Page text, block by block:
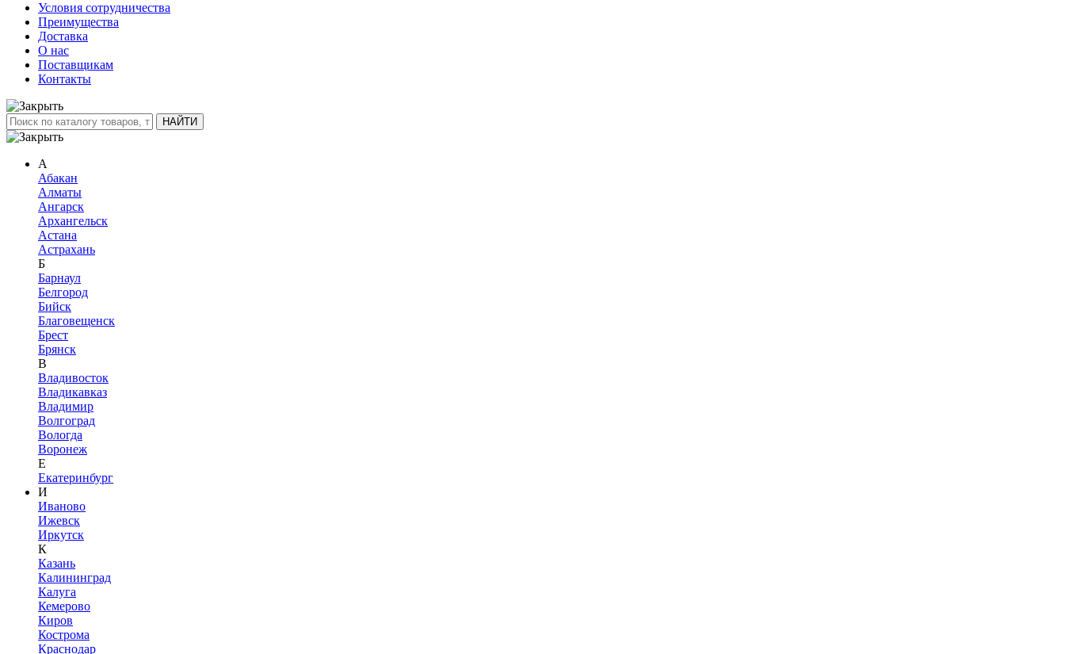
Условия сотрудничества
Преимущества
Доставка
О нас
Поставщикам
Контакты
А
Абакан
Алматы
Ангарск
Архангельск
Астана
Астрахань
Б
Барнаул
Белгород
Бийск
Благовещенск
Брест
Брянск
В
Владивосток
Владикавказ
Владимир
Волгоград
Вологда
Воронеж
Е
Екатеринбург
И
Иваново
Ижевск
Иркутск
К
Казань
Калининград
Калуга
Кемерово
Киров
Кострома
Краснодар